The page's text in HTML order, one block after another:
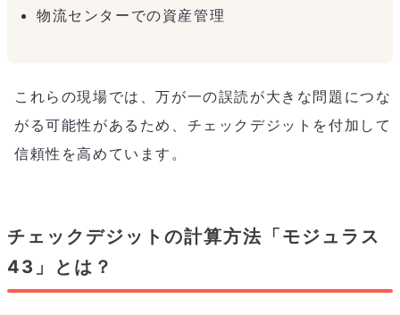
物流センターでの資産管理
これらの現場では、万が一の誤読が大きな問題につな
がる可能性があるため、チェックデジットを付加して
信頼性を高めています。
チェックデジットの計算方法「モジュラス
43」とは？